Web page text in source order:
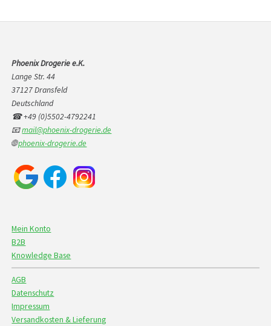
Phoenix Drogerie e.K.
Lange Str. 44
37127 Dransfeld
Deutschland
☎ +49 (0)5502-4792241
📧mail@phoenix-drogerie.de
🌐phoenix-drogerie.de
Mein Konto
B2B
Knowledge Base
AGB
Datenschutz
Impressum
Versandkosten & Lieferung